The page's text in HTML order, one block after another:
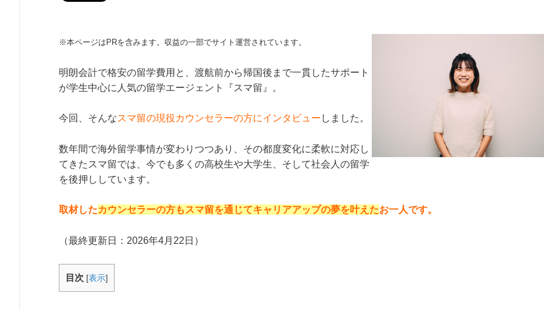
※本ページはPRを含みます。収益の一部でサイト運営されています。
明朗会計で格安の留学費用と、渡航前から帰国後まで一貫したサポート
が学生中心に人気の留学エージェント『スマ留』。
今回、そんなスマ留の現役カウンセラーの方にインタビュー しました。
数年間で海外留学事情が変わりつつあり、その都度変化に柔軟に対応し
てきたスマ留では、今でも多くの高校生や大学生、そして社会人の留学
を後押ししています。
取材したカウンセラーの方もスマ留を通じてキャリアアップの夢を叶えたお一人です。
（最終更新日： 2026年4月22日 ）
目次 [表示]